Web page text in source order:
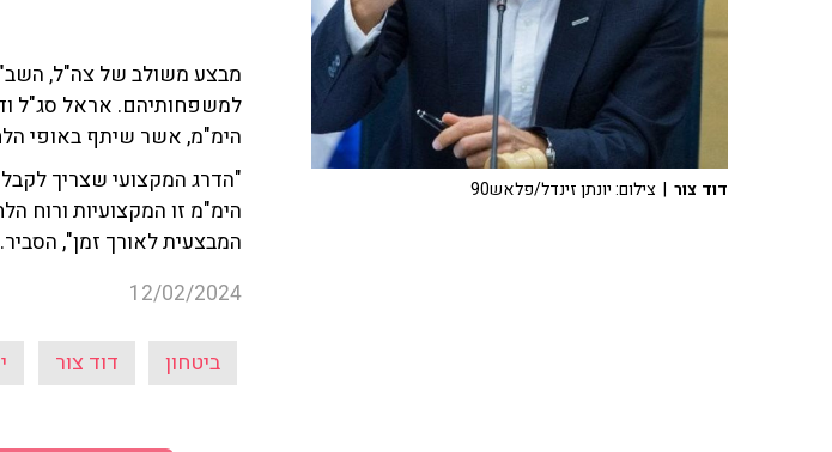
מבצע משולב של צה"ל,
הימ"מ, אשר שיתף באופי
"הדרג המקצועי שצריך
הימ"מ זו המקצועיות ורוח
המבצעית לאורך זמן", הסביר.
12/02/2024
ביטחון דוד צור
דוד צור | צילום: יונתן זינדל/פלאש90